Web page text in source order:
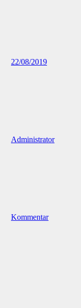
22/08/2019
Administrator
Kommentar